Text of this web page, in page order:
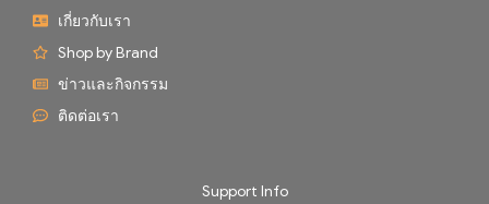
เกี่ยวกับเรา
Shop by Brand
ข่าวและกิจกรรม
ติดต่อเรา
Support Info